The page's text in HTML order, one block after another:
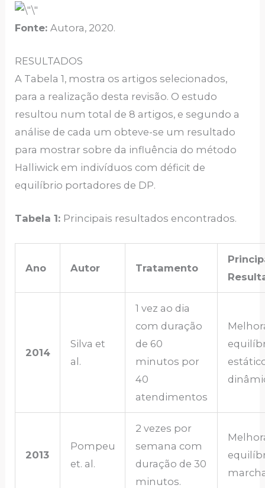
Fonte:Autora, 2020.
RESULTADOS
A Tabela 1, mostra os artigos selecionados,
para a realização desta revisão. O estudo
resultou num total de 8 artigos, e segundo a
análise de cada um obteve-se um resultado
para mostrar sobre da influência do método
Halliwick em indivíduos com déficit de
equilíbrio portadores de DP.
Tabela 1: Principais resultados encontrados.
Ano Autor Tratamento
2014
Silva et
al.
1 vez ao dia
com duração
de 60
minutos por
40
atendimentos
2013
Pompeu
et. al.
2 vezes por
semana com
duração de 30
minutos.